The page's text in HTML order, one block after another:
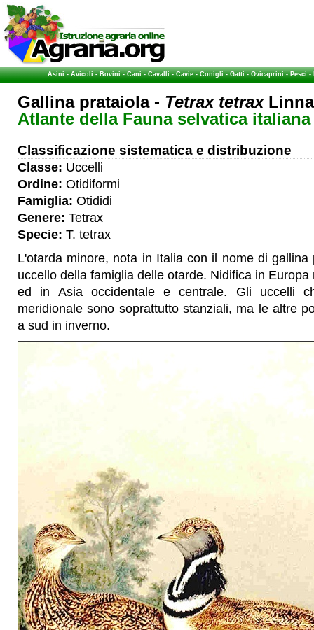
Asini-Avicoli-Bovini-Cani-Cavalli-Cavie-Conigli-Gatti-Ovicaprini-Pesci-
Gallina prataiola - Tetrax tetrax
Atlante della Fauna selvatica italiana
Classificazione sistematica e distribuzione
Classe: Uccelli
Ordine: Otidiformi
Famiglia: Otididi
Genere: Tetrax
Specie: T. tetrax
L'otarda minore, nota in Italia con il nome di
uccello della famiglia delle otarde. Nidifica in
ed in Asia occidentale e centrale. Gli uccelli
meridionale sono soprattutto stanziali, ma le altre
a sud in inverno.